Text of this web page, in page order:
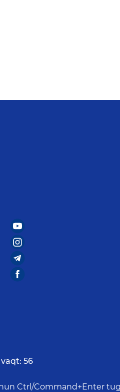
56
Ctrl/Command+Enter